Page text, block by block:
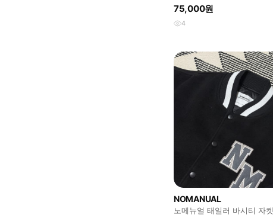
즈입니다.
75,000원
4
NOMANUAL
노메뉴얼 태일러 바시티 자켓